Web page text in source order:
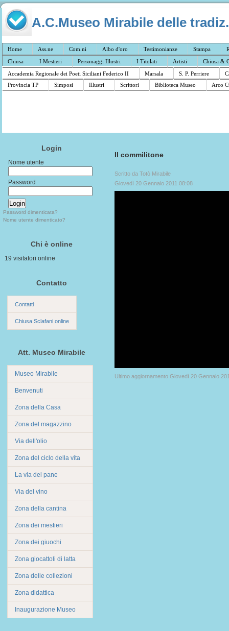
A.C.Museo Mirabile delle
Home Ass.ne Com.ni Albo d'oro Testimonianze Stampa
Chiusa
I Mestieri Personaggi Illustri I Titolati Artisti
Chiusa &
Accademia Regionale dei Poeti Siciliani Federico II
Marsala S. P. Perriere
Provincia TP
Simposi Illustri Scrittori Biblioteca Museo Arco
Login
Nome utente
Password
Password dimenticata?
Nome utente dimenticato?
Chi è online
19 visitatori online
Contatto
Contatti
Chiusa Sclafani online
Att. Museo Mirabile
Museo Mirabile
Benvenuti
Zona della Casa
Zona del magazzino
Via dell'olio
Zona del ciclo della vita
La via del pane
Via del vino
Zona della cantina
Zona dei mestieri
Zona dei giuochi
Zona giocattoli di latta
Zona delle collezioni
Zona didattica
Inaugurazione Museo
Il commilitone
Scritto da Totò Mirabile
Giovedì 20 Gennaio 2011 08:08
Ultimo aggiornamento Giovedì 20 Gennaio